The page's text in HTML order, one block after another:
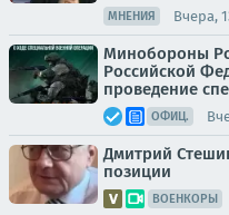
МНЕНИЯ Вчера,
Минобороны
Российской
проведение
ОФИЦ.
Дмитрий
позиции
ВОЕНКОРЫ